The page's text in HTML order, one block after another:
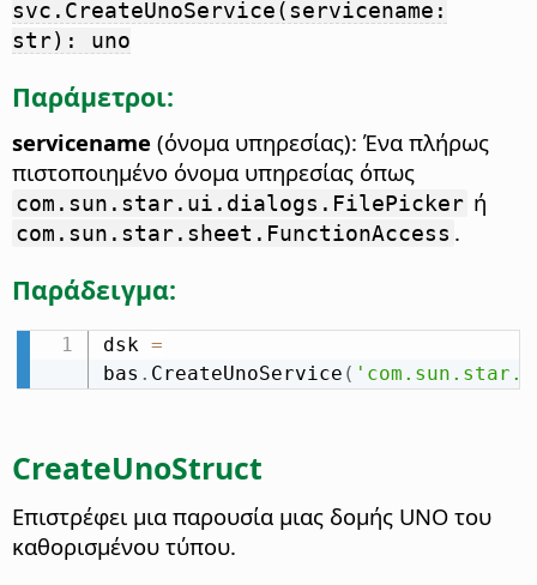
svc.CreateUnoService(servicename:
str): uno
Παράμετροι:
servicename (όνομα υπηρεσίας): Ένα πλήρως
πιστοποιημένο όνομα υπηρεσίας όπως
com.sun.star.ui.dialogs.FilePicker ή
com.sun.star.sheet.FunctionAccess .
Παράδειγμα:
dsk =
bas . CreateUnoService (
CreateUnoStruct
Επιστρέφει μια παρουσία μιας δομής UNO του
καθορισμένου τύπου.